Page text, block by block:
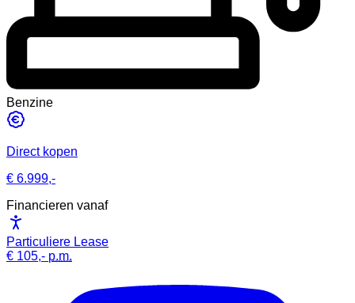
Benzine
Direct kopen
€ 6.999,-
Financieren vanaf
Particuliere Lease
€ 105,- p.m.